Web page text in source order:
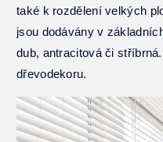
také k rozdělení velkých
jsou dodávány v
dub, antracitová či
dřevodekoru.
Služby
Kariéra
Poradíme